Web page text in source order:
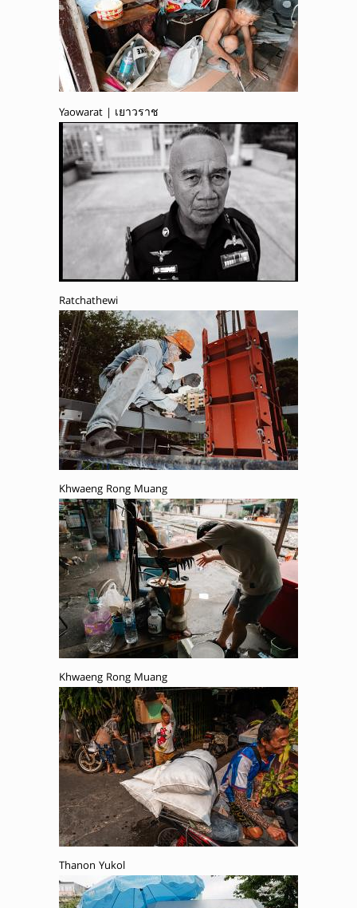
Yaowarat | เยาวราช
Ratchathewi
Khwaeng Rong Muang
Khwaeng Rong Muang
Thanon Yukol